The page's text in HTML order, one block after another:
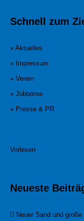
Schnell zum
» Aktuelles
» Impressum
» Verein
» Jobbörse
» Presse & PR
Vorlesen
Neueste
Neuer Sand und große